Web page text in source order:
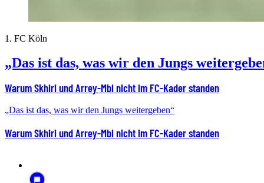
1. FC Köln
„Das ist das, was wir den Jungs
Warum Skhiri und Arrey-Mbi nicht im FC-Kader standen
„Das ist das, was wir den Jungs weitergeben“
Warum Skhiri und Arrey-Mbi nicht im FC-Kader standen